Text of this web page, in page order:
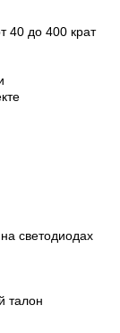
40 до 400 крат
светодиодах
талон